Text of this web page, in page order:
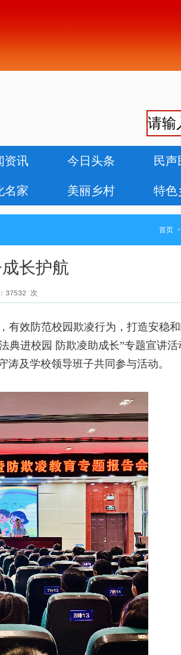
资讯 今日头条 民声
名家 美丽乡村 特色
首页
长护航
37532 次
有效防范校园欺凌行为，打造安稳
典进校园
防欺凌助成长”专题宣讲活
及学校领导班子共同参与活动。